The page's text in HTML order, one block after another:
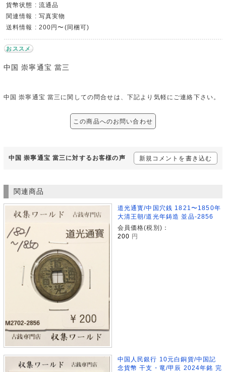
貨幣状態 : 流通品
関連情報 : 写真実物
送料情報 : 200円〜(同梱可)
おススメ
中国 崇寧通宝 當三
中国 崇寧通宝 當三に関しての問合せは、下記より気軽にご連絡下さい。
この商品へのお問い合わせ
中国 崇寧通宝 當三に対するお客様の声 新規コメントを書き込む
関連商品
道光通寳/中国穴銭 1821〜1850年
大清王朝/道光年鋳造 並品-2856
会員価格(税別)：
200 円
中国人民銀行 10元白銅貨/中国記
念貨幣 干支・竜/甲辰 2024年銘 完